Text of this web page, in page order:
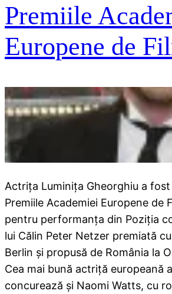
Premiile
Europene de
Actriţa Luminiţa Gheorghiu a
Premiile Academiei Europene de
pentru performanţa din Poziţia
lui Călin Peter Netzer premiată
Berlin şi propusă de România la
Cea mai bună actriţă europeană
concurează şi Naomi Watts, cu